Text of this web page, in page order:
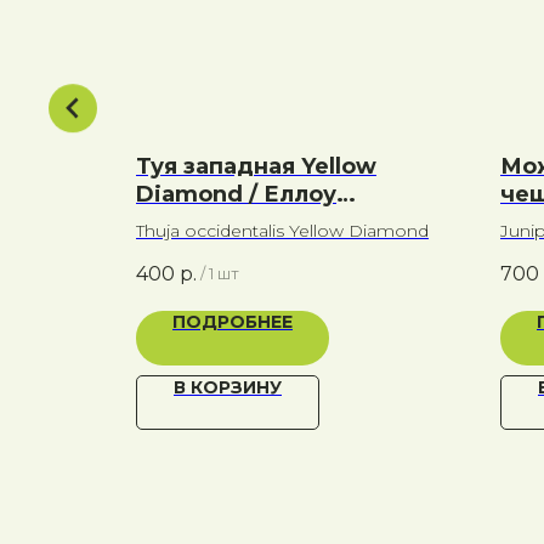
Туя западная Yellow
Diamond / Еллоу
Даймонд/ Желтый
Thuja occidentalis Yellow Diamond
400 р. / 1 шт
ПОДРОБНЕЕ
В КОРЗИНУ
/
700